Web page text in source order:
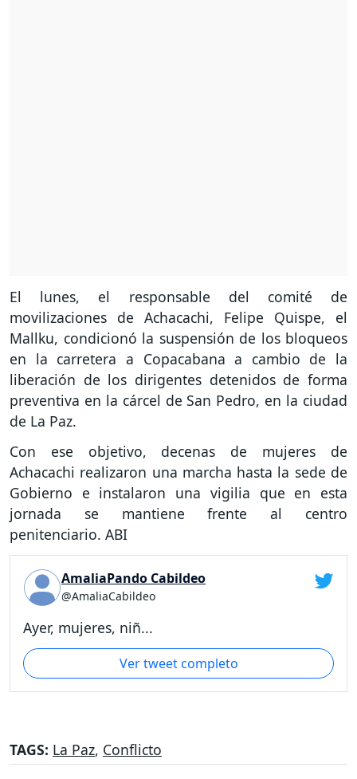
El lunes, el responsable del comité de
movilizaciones de Achacachi, Felipe Quispe, el
Mallku, condicionó la suspensión de los bloqueos
en la carretera a Copacabana a cambio de la
liberación de los dirigentes detenidos de forma
preventiva en la cárcel de San Pedro, en la ciudad
de La Paz.
Con ese objetivo, decenas de mujeres de
Achacachi realizaron una marcha hasta la sede de
Gobierno e instalaron una vigilia que en esta
jornada se mantiene frente al centro
penitenciario. ABI
AmaliaPando Cabildeo
@AmaliaCabildeo
Ayer, mujeres, niñ...
Ver tweet completo
TAGS: La Paz, Conflicto